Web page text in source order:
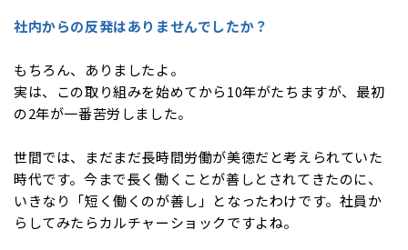
社内からの反発はありませんでしたか？
もちろん、ありましたよ。
実は、この取り組みを始めてから10年がたちますが、最初
の2年が一番苦労しました。
世間では、まだまだ長時間労働が美徳だと考えられていた
時代です。今まで長く働くことが善しとされてきたのに、
いきなり「短く働くのが善し」となったわけです。社員か
らしてみたらカルチャーショックですよね。